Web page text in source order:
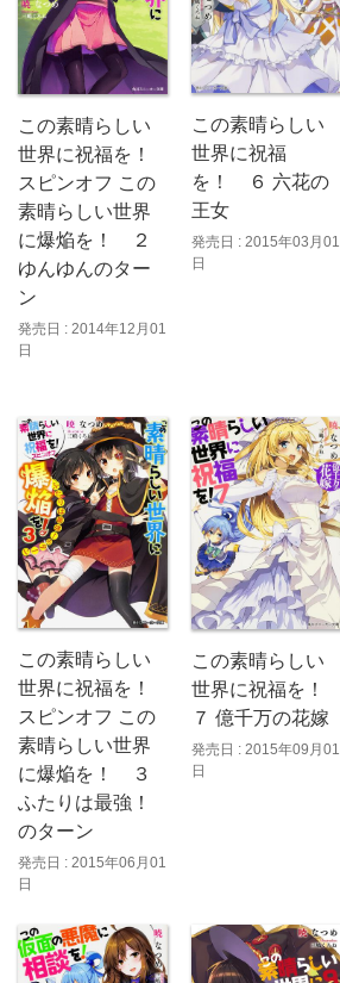
この素晴らしい
世界に祝福を！
スピンオフ この
素晴らしい世界
に爆焔を！ ２
ゆんゆんのター
ン
発売日 : 2014年12月01
日
この素晴らしい
世界に祝福
を！ ６ 六花の
王女
発売日 : 2015年03月01
日
この素晴らしい
世界に祝福を！
スピンオフ この
素晴らしい世界
に爆焔を！ ３
ふたりは最強！
のターン
発売日 : 2015年06月01
日
この素晴らしい
世界に祝福を！
７ 億千万の花嫁
発売日 : 2015年09月01
日